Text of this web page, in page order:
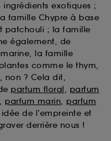
ingrédients exotiques ;
famille Chypre à base
patchouli ; la famille
également, de
la famille
comme le thym,
non ? Cela dit,
parfum floral, parfum
, parfum marin, parfum
de l’empreinte et
derrière nous !